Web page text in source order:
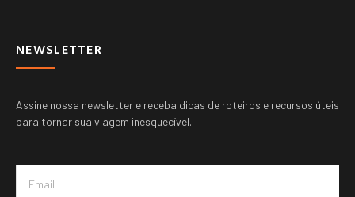
NEWSLETTER
Assine nossa newsletter e receba dicas de roteiros e recursos úteis
para tornar sua viagem inesquecível.